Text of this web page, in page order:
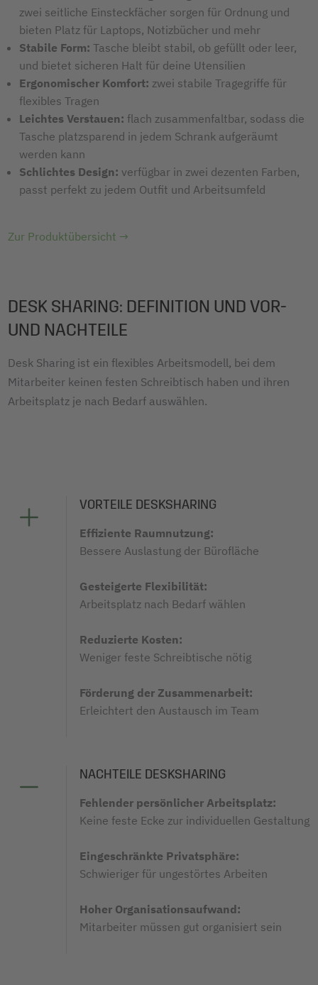
zwei seitliche Einsteckfächer sorgen für Ordnung und
bieten Platz für Laptops, Notizbücher und mehr
Stabile Form: Tasche bleibt stabil, ob gefüllt oder leer,
und bietet sicheren Halt für deine Utensilien
Ergonomischer Komfort: zwei stabile Tragegriffe für
flexibles Tragen
Leichtes Verstauen: flach zusammenfaltbar, sodass die
Tasche platzsparend in jedem Schrank aufgeräumt
werden kann
Schlichtes Design: verfügbar in zwei dezenten Farben,
passt perfekt zu jedem Outfit und Arbeitsumfeld
Zur Produktübersicht →
DESK SHARING: DEFINITION UND VOR-
UND NACHTEILE
Desk Sharing ist ein flexibles Arbeitsmodell, bei dem
Mitarbeiter keinen festen Schreibtisch haben und ihren
Arbeitsplatz je nach Bedarf auswählen.
VORTEILE DESKSHARING
Effiziente Raumnutzung:
Bessere Auslastung der Bürofläche
Gesteigerte Flexibilität:
Arbeitsplatz nach Bedarf wählen
Reduzierte Kosten:
Weniger feste Schreibtische nötig
Förderung der Zusammenarbeit:
Erleichtert den Austausch im Team
NACHTEILE DESKSHARING
Fehlender persönlicher Arbeitsplatz:
Keine feste Ecke zur individuellen Gestaltung
Eingeschränkte Privatsphäre:
Schwieriger für ungestörtes Arbeiten
Hoher Organisationsaufwand:
Mitarbeiter müssen gut organisiert sein